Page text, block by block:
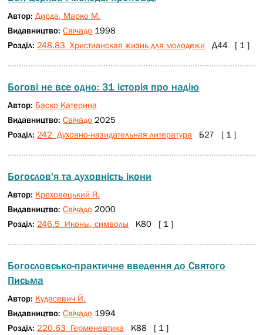
Автор:Дирда, Марко М.
Видавництво:Свічадо 1998
Розділ: 248.83 Христианская жизнь для молодежи Д44 [ 1 ]
Богові не все одно: 31 історія про надію
Автор: Баско Катерина
Видавництво:Свічадо 2025
Розділ: 242 Духовно-назидательная литература Б27 [ 1 ]
Богослов'я та духовність ікони
Автор: Креховецький Я.
Видавництво:Свічадо 2000
Розділ: 246.5 Иконы, символы К80 [ 1 ]
Богословсько-практичне введення до Святого
Письма
Автор: Кудасевич Й.
Видавництво:Свічадо 1994
Розділ: 220.63 Герменевтика К88 [ 1 ]